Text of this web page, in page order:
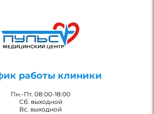
работы клиники
Пн.-Пт. 08:00-18:00
Сб. выходной
Вс. выходной